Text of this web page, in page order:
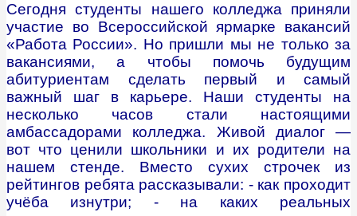
Сегодня студенты нашего колледжа приняли
участие во Всероссийской ярмарке вакансий
«Работа России». Но пришли мы не только за
вакансиями, а чтобы помочь будущим
абитуриентам сделать первый и самый
важный шаг в карьере. Наши студенты на
несколько часов стали настоящими
амбассадорами колледжа. Живой диалог —
вот что ценили школьники и их родители на
нашем стенде. Вместо сухих строчек из
рейтингов ребята рассказывали: - как проходит
учёба изнутри; - на каких реальных